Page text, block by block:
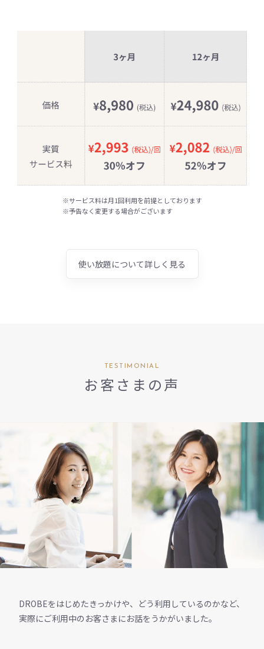
※サービス料は月1回利用を前提としております
※予告なく変更する場合がございます
使い放題について詳しく見る
TESTIMONIAL
お客さまの声
DROBEをはじめたきっかけや、どう利用しているのかなど、
実際にご利用中のお客さまにお話をうかがいました。